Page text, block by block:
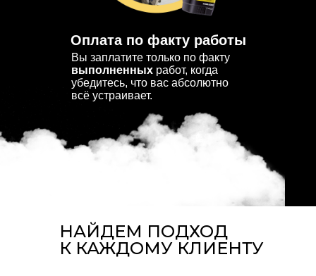
Оплата по факту работы
Вы заплатите только по факту
выполненных работ, когда
убедитесь, что вас абсолютно
всё устраивает.
НАЙДЕМ ПОДХОД
К КАЖДОМУ КЛИЕНТУ